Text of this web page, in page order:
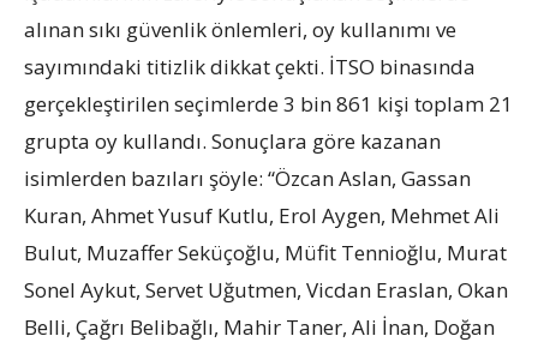
alınan sıkı güvenlik önlemleri, oy kullanımı ve
sayımındaki titizlik dikkat çekti. İTSO binasında
gerçekleştirilen seçimlerde 3 bin 861 kişi toplam 21
grupta oy kullandı. Sonuçlara göre kazanan
isimlerden bazıları şöyle: “Özcan Aslan, Gassan
Kuran, Ahmet Yusuf Kutlu, Erol Aygen, Mehmet Ali
Bulut, Muzaffer Seküçoğlu, Müfit Tennioğlu, Murat
Sonel Aykut, Servet Uğutmen, Vicdan Eraslan, Okan
Belli, Çağrı Belibağlı, Mahir Taner, Ali İnan, Doğan